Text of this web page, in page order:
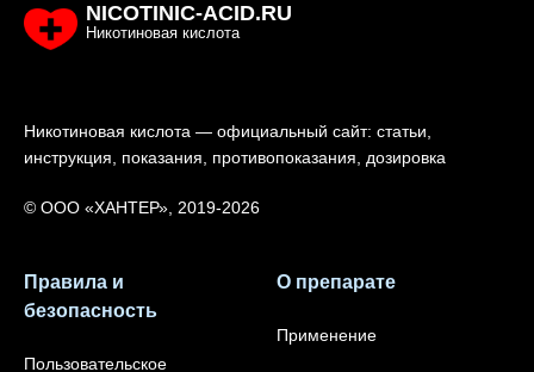
NICOTINIC-ACID.RU
Никотиновая кислота
Никотиновая кислота — официальный сайт: статьи,
инструкция, показания, противопоказания, дозировка
© ООО «ХАНТЕР», 2019-2026
Правила и
безопасность
Пользовательское
О препарате
Применение